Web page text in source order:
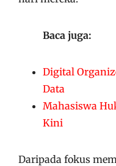
Baca juga:
Digital
Data
Mahasiswa
Kini
Daripada fokus